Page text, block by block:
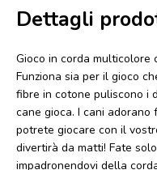
Dettagli
Gioco in corda multicolore
Funziona sia per il gioco
fibre in cotone puliscono i
cane gioca. I cani adorano
potrete giocare con il
divertirà da matti! Fate
impadronendovi della